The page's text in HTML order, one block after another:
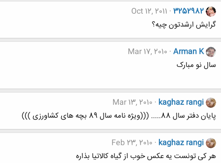
3252982
Oct 12, 2011
گرایش ارشدتون چیه؟
Arman K
Mar 17, 2010
سال نو مبارک
kaghaz rangi
Mar 13, 2010
پایان دفتر سال 88..... (((ویژه نامه سال 89 بچه های کشاورزی )))
kaghaz rangi
Feb 23, 2010
هر کی تونست یه عکس خوب از گیاه کالاتیا بذاره